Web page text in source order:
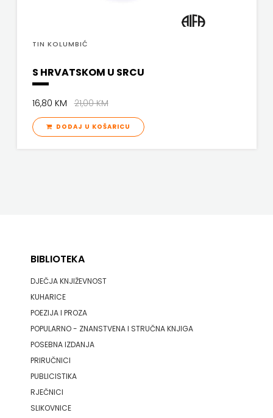
TIN KOLUMBIĆ
S HRVATSKOM U SRCU
16,80 KM21,00 KM
DODAJ U KOŠARICU
BIBLIOTEKA
DJEČJA KNJIŽEVNOST
KUHARICE
POEZIJA I PROZA
POPULARNO - ZNANSTVENA I STRUČNA KNJIGA
POSEBNA IZDANJA
PRIRUČNICI
PUBLICISTIKA
RJEČNICI
SLIKOVNICE